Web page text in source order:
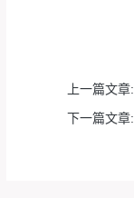
上一篇文章:
下一篇文章: